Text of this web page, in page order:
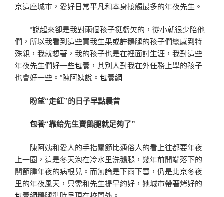
京這座城市，愛好日常平凡和本身接觸最多的年夜先生。
“說起來卻是我對兩個孩子挺虧欠的，從小就很少陪他
們，所以我看到這些買我生果或許鵝腿的孩子們總感到特
殊親，我就想著，我的孩子也是在裡面討生涯，我對這些
年夜先生們好一些包養 ，其別人對我在外任務上學的孩子
也會好一些。”陳阿姨說。 包養網
盼望“走紅”的日子早點曩昔
包養“靠給先生賣鵝腿就足夠了”
陳阿姨和愛人的手指關節比通俗人的看上往都要年夜
上一圈，這是冬天泡在冷水里洗鵝腿，幾年前開端落下的
關節腫年夜的病根兒。而無論是下雨下雪，仍是北京冬夜
里的年夜風天，只需和先生提早約好，她城市帶著烤好的
包養網鵝腿準時呈現在校門外。